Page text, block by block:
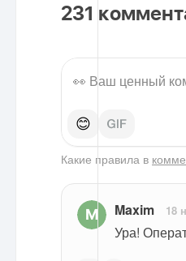
231
😊
Какие правила в
Maxim 18
Ура!